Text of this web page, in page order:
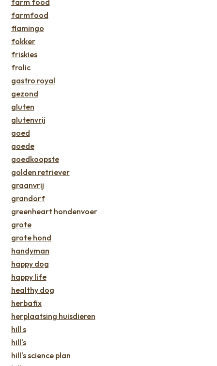
farm food
farmfood
flamingo
fokker
friskies
frolic
gastro royal
gezond
gluten
glutenvrij
goed
goede
goedkoopste
golden retriever
graanvrij
grandorf
greenheart hondenvoer
grote
grote hond
handyman
happy dog
happy life
healthy dog
herbafix
herplaatsing huisdieren
hill s
hill's
hill's science plan